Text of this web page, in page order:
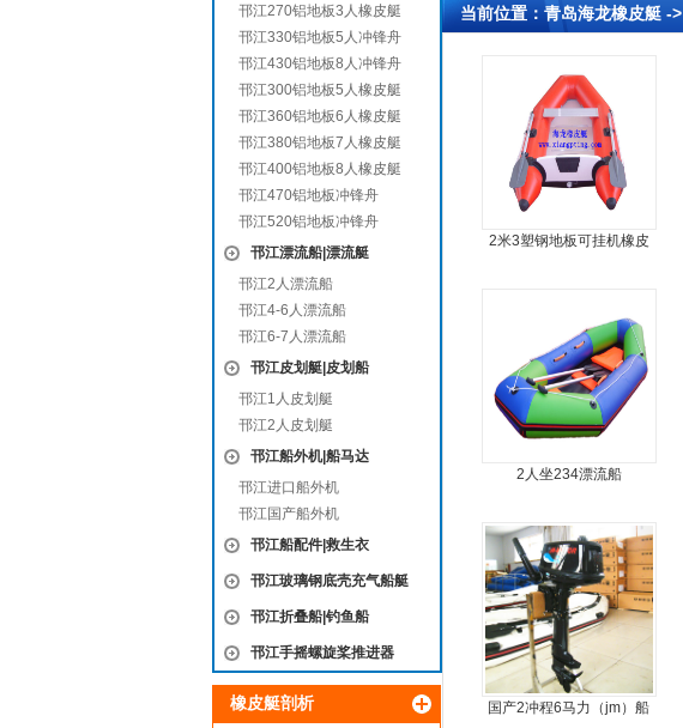
邗江270铝地板3人橡皮艇
邗江330铝地板5人冲锋舟
邗江430铝地板8人冲锋舟
邗江300铝地板5人橡皮艇
邗江360铝地板6人橡皮艇
邗江380铝地板7人橡皮艇
邗江400铝地板8人橡皮艇
邗江470铝地板冲锋舟
邗江520铝地板冲锋舟
邗江漂流船|漂流艇
邗江2人漂流船
邗江4-6人漂流船
邗江6-7人漂流船
邗江皮划艇|皮划船
邗江1人皮划艇
邗江2人皮划艇
邗江船外机|船马达
邗江进口船外机
邗江国产船外机
邗江船配件|救生衣
邗江玻璃钢底壳充气船艇
邗江折叠船|钓鱼船
邗江手摇螺旋桨推进器
橡皮艇剖析
当前位置： 青岛海龙橡皮艇->
2米3塑钢地板可挂机橡皮
2人坐234漂流船
国产2冲程6马力（jm）船